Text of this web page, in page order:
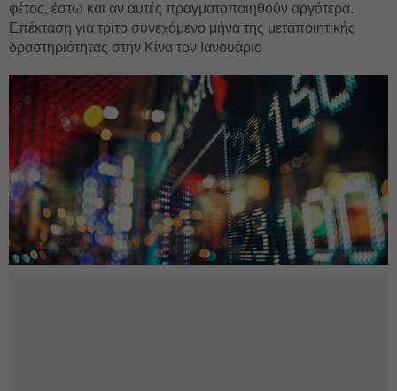
φέτος, έστω και αν αυτές πραγματοποιηθούν αργότερα.
Επέκταση για τρίτο συνεχόμενο μήνα της μεταποιητικής
δραστηριότητας στην Κίνα τον Ιανουάριο